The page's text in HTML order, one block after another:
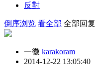
反對
倒序浏览 看全部 全部回复
一徽 karakoram
2014-12-22 13:05:40